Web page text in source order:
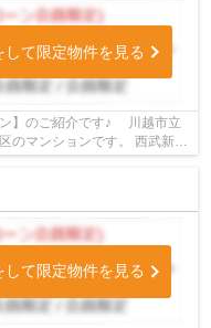
して限定物件を見る
】のご紹介です♪ 川越市立
のマンションです。 西武新宿
マン...
して限定物件を見る